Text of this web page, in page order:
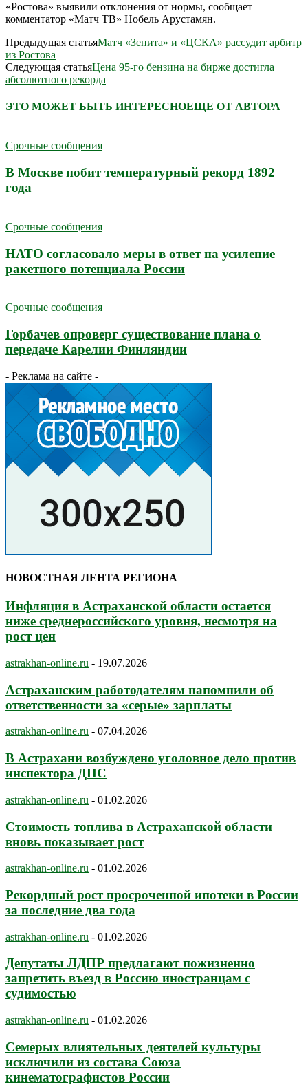
«Ростова» выявили отклонения от нормы, сообщает
комментатор «Матч ТВ» Нобель Арустамян.
Предыдущая статьяМатч «Зенита» и «ЦСКА» рассудит арбитр
из Ростова
Следующая статьяЦена 95-го бензина на бирже достигла
абсолютного рекорда
ЭТО МОЖЕТ БЫТЬ ИНТЕРЕСНОЕЩЕ ОТ АВТОРА
Срочные сообщения
В Москве побит температурный рекорд 1892
года
Срочные сообщения
НАТО согласовало меры в ответ на усиление
ракетного потенциала России
Срочные сообщения
Горбачев опроверг существование плана о
передаче Карелии Финляндии
- Реклама на сайте -
НОВОСТНАЯ ЛЕНТА РЕГИОНА
Инфляция в Астраханской области остается
ниже среднероссийского уровня, несмотря на
рост цен
astrakhan-online.ru - 19.07.2026
Астраханским работодателям напомнили об
ответственности за «серые» зарплаты
astrakhan-online.ru - 07.04.2026
В Астрахани возбуждено уголовное дело против
инспектора ДПС
astrakhan-online.ru - 01.02.2026
Стоимость топлива в Астраханской области
вновь показывает рост
astrakhan-online.ru - 01.02.2026
Рекордный рост просроченной ипотеки в России
за последние два года
astrakhan-online.ru - 01.02.2026
Депутаты ЛДПР предлагают пожизненно
запретить въезд в Россию иностранцам с
судимостью
astrakhan-online.ru - 01.02.2026
Семерых влиятельных деятелей культуры
исключили из состава Союза
кинематографистов России